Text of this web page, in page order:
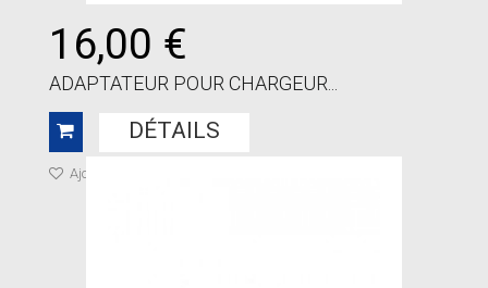
16,00 €
ADAPTATEUR POUR CHARGEUR...
DÉTAILS
Ajouter à ma liste de cadeaux